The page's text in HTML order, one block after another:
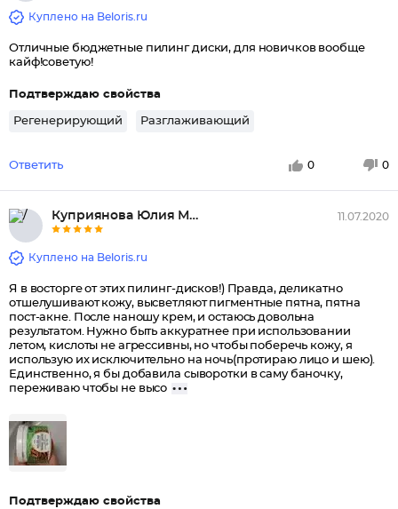
Куплено на Beloris.ru
Отличные бюджетные пилинг диски, для новичков вообще
кайф!советую!
Подтверждаю свойства
Регенерирующий Разглаживающий
Ответить 0 0
Куприянова Юлия Михайловна 11.07.2020
Куплено на Beloris.ru
Я в восторге от этих пилинг-дисков!) Правда, деликатно
отшелушивают кожу, высветляют пигментные пятна, пятна
пост-акне. После наношу крем, и остаюсь довольна
результатом. Нужно быть аккуратнее при использовании
летом, кислоты не агрессивны, но чтобы поберечь кожу, я
использую их исключительно на ночь(протираю лицо и шею).
Единственно, я бы добавила сыворотки в саму баночку,
переживаю чтобы не высо
Подтверждаю свойства